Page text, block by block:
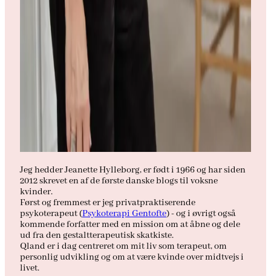
Jeg hedder Jeanette Hylleborg, er født i 1966 og har siden
2012 skrevet en af de første danske blogs til voksne
kvinder.
Først og fremmest er jeg privatpraktiserende
psykoterapeut (Psykoterapi Gentofte) - og i øvrigt også
kommende forfatter med en mission om at åbne og dele
ud fra den gestaltterapeutisk skatkiste.
Qland er i dag centreret om mit liv som terapeut, om
personlig udvikling og om at være kvinde over midtvejs i
livet.